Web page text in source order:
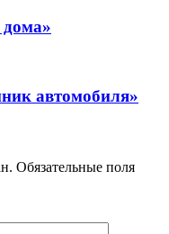
автомобиля»
Обязательные поля